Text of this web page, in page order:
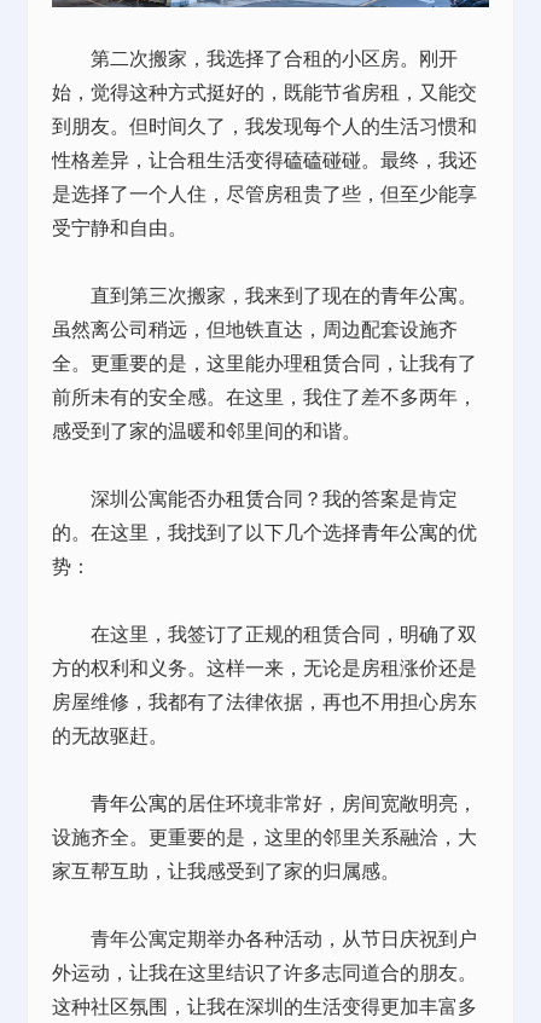
第二次搬家，我选择了合租的小区房。刚开
始，觉得这种方式挺好的，既能节省房租，又能交
到朋友。但时间久了，我发现每个人的生活习惯和
性格差异，让合租生活变得磕磕碰碰。最终，我还
是选择了一个人住，尽管房租贵了些，但至少能享
受宁静和自由。
直到第三次搬家，我来到了现在的青年公寓。
虽然离公司稍远，但地铁直达，周边配套设施齐
全。更重要的是，这里能办理租赁合同，让我有了
前所未有的安全感。在这里，我住了差不多两年，
感受到了家的温暖和邻里间的和谐。
深圳公寓能否办租赁合同？我的答案是肯定
的。在这里，我找到了以下几个选择青年公寓的优
势：
在这里，我签订了正规的租赁合同，明确了双
方的权利和义务。这样一来，无论是房租涨价还是
房屋维修，我都有了法律依据，再也不用担心房东
的无故驱赶。
青年公寓的居住环境非常好，房间宽敞明亮，
设施齐全。更重要的是，这里的邻里关系融洽，大
家互帮互助，让我感受到了家的归属感。
青年公寓定期举办各种活动，从节日庆祝到户
外运动，让我在这里结识了许多志同道合的朋友。
这种社区氛围，让我在深圳的生活变得更加丰富多